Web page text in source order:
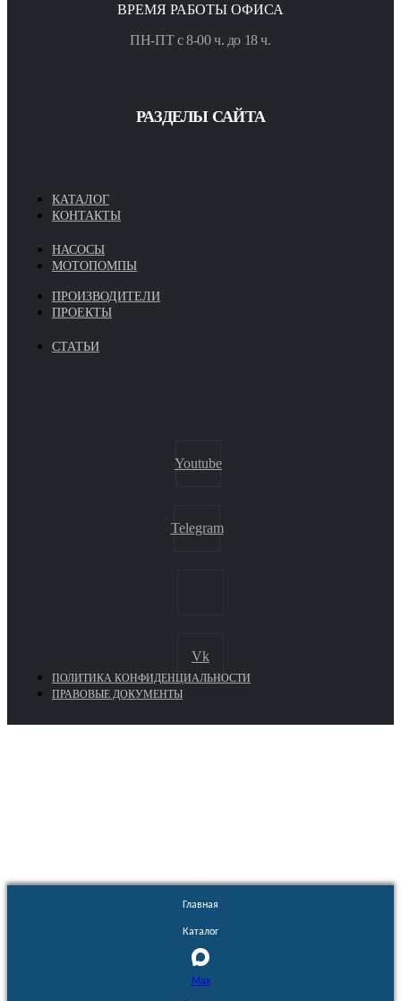
ВРЕМЯ РАБОТЫ ОФИСА
ПН-ПТ с 8-00 ч. до 18 ч.
РАЗДЕЛЫ САЙТА
КАТАЛОГ
КОНТАКТЫ
НАСОСЫ
МОТОПОМПЫ
ПРОИЗВОДИТЕЛИ
ПРОЕКТЫ
СТАТЬИ
Youtube
Telegram
Vk
ПОЛИТИКА КОНФИДЕНЦИАЛЬНОСТИ
ПРАВОВЫЕ ДОКУМЕНТЫ
Главная
Каталог
Max